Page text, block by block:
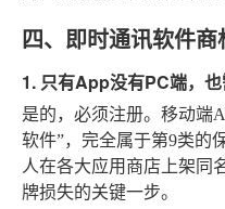
四、即时通讯软件商
1. 只有App没有PC端，也
是的，必须注册。移动端
软件”，完全属于第9类的
人在各大应用商店上架同
牌损失的关键一步。